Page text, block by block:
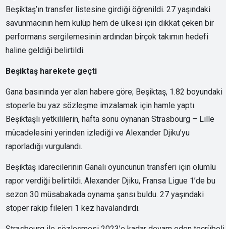
Beşiktaş’ın transfer listesine girdiği öğrenildi. 27 yaşındaki
savunmacının hem kulüp hem de ülkesi için dikkat çeken bir
performans sergilemesinin ardından birçok takımın hedefi
haline geldiği belirtildi.
Beşiktaş harekete geçti
Gana basınında yer alan habere göre; Beşiktaş, 1.82 boyundaki
stoperle bu yaz sözleşme imzalamak için hamle yaptı.
Beşiktaşlı yetkililerin, hafta sonu oynanan Strasbourg – Lille
mücadelesini yerinden izlediği ve Alexander Djiku’yu
raporladığı vurgulandı.
Beşiktaş idarecilerinin Ganalı oyuncunun transferi için olumlu
rapor verdiği belirtildi. Alexander Djiku, Fransa Ligue 1’de bu
sezon 30 müsabakada oynama şansı buldu. 27 yaşındaki
stoper rakip fileleri 1 kez havalandırdı.